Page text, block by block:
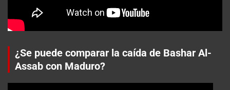
¿Se puede comparar la caída de Bashar Al-
Assab con Maduro?